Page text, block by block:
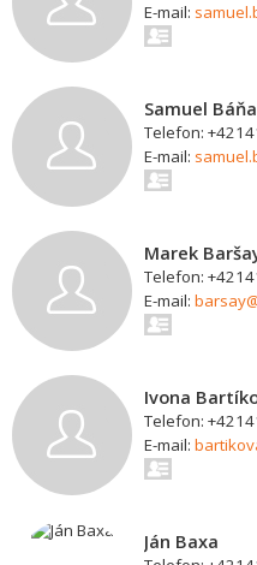
E-mail:
Samuel Báňa
Telefon:
E-mail:
Marek
Telefon:
E-mail:
Ivona
Telefon:
E-mail:
Ján Baxa